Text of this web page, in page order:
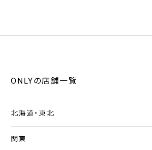
ONLYの店舗一覧
北海道・東北
関東